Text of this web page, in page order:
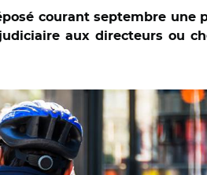
courant septembre une
aux directeurs ou